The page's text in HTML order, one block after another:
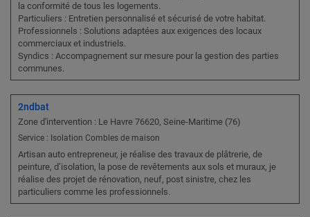
la conformité de tous les logements.
Particuliers : Entretien personnalisé et sécurisé de votre habitat.
Professionnels : Solutions adaptées aux exigences des locaux
commerciaux et industriels.
Syndics : Accompagnement sur mesure pour la gestion des parties
communes.
2ndbat
Zone d'intervention : Le Havre 76620, Seine-Maritime (76)
Service : Isolation Combles de maison
Artisan auto entrepreneur, je réalise des travaux de plâtrerie, de
peinture, d’isolation, la pose de revêtements aux sols et muraux, je
réalise des projet de rénovation, neuf, post sinistre, chez les
particuliers comme les professionnels.